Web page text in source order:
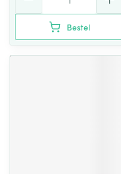
Bestel